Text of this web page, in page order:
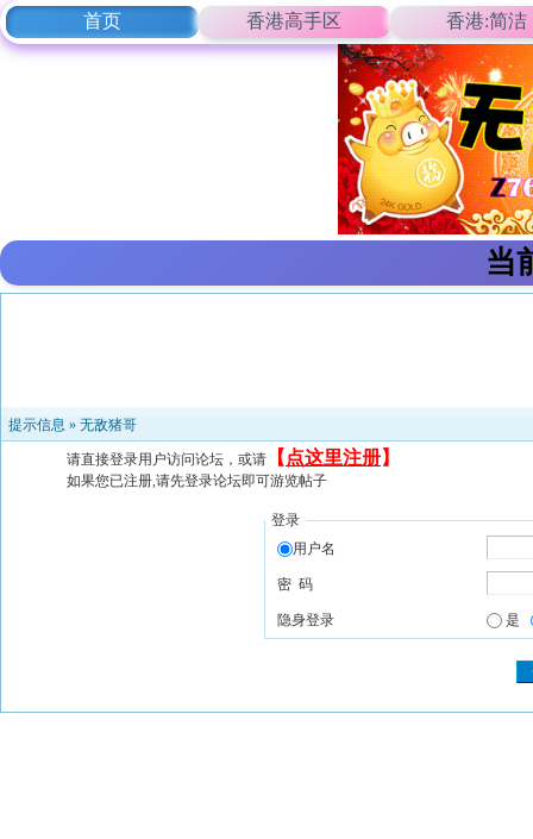
首页 香港高手区 香港:简洁
当
提示信息 » 无敌猪哥
请直接登录用户访问论坛，或请 【 点这里注册】
如果您已注册,请先登录论坛即可游览帖子
登录
用户名
密 码
隐身登录 是